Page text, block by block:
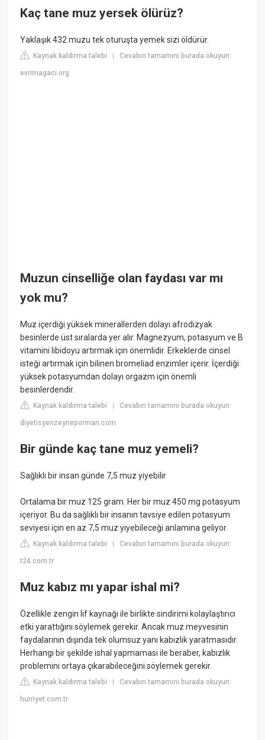
Kaç tane muz yersek ölürüz?
Yaklaşık 432 muzu tek oturuşta yemek sizi öldürür.
Kaynak kaldırma talebi |Cevabın tamamını burada okuyun:
evrimagaci.org
Muzun cinselliğe olan faydası var mı
yok mu?
Muz içerdiği yüksek minerallerden dolayı afrodizyak
besinlerde üst sıralarda yer alır. Magnezyum, potasyum ve B
vitamini libidoyu artırmak için önemlidir. Erkeklerde cinsel
isteği artırmak için bilinen bromeliad enzimler içerir. İçerdiği
yüksek potasyumdan dolayı orgazm için önemli
besinlerdendir.
Kaynak kaldırma talebi |Cevabın tamamını burada okuyun:
diyetisyenzeyneporman.com
Bir günde kaç tane muz yemeli?
Sağlıklı bir insan günde 7,5 muz yiyebilir
Ortalama bir muz 125 gram. Her bir muz 450 mg potasyum
içeriyor. Bu da sağlıklı bir insanın tavsiye edilen potasyum
seviyesi için en az 7,5 muz yiyebileceği anlamına geliyor.
Kaynak kaldırma talebi |Cevabın tamamını burada okuyun:
t24.com.tr
Muz kabız mı yapar ishal mi?
Özellikle zengin lif kaynağı ile birlikte sindirimi kolaylaştırıcı
etki yarattığını söylemek gerekir. Ancak muz meyvesinin
faydalarının dışında tek olumsuz yanı kabızlık yaratmasıdır.
Herhangi bir şekilde ishal yapmaması ile beraber, kabızlık
problemini ortaya çıkarabileceğini söylemek gerekir.
Kaynak kaldırma talebi |Cevabın tamamını burada okuyun:
hurriyet.com.tr